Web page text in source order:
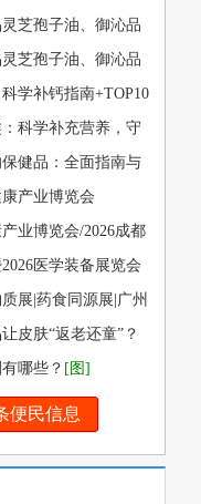
芝孢子油、御沁品
[图]
芝孢子油、御沁品
[图]
学补钙指南+TOP10
科学补充营养，守
健品：全面指南与
产业博览会
业博览会/2026成都
医学装备展览会
展|药食同源展|广州
皮肤“返老还童”？
哪些？ [图]
便民信息